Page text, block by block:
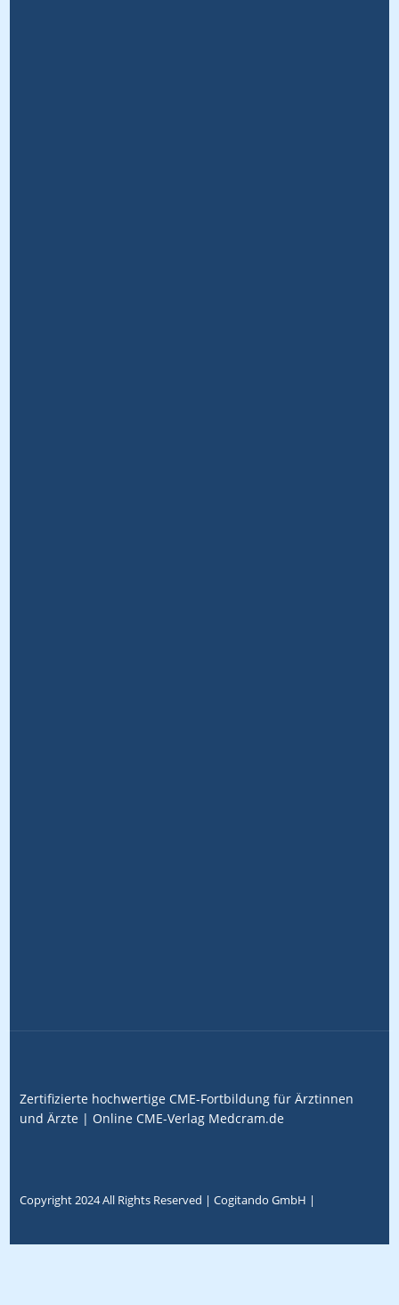
Zertifizierte hochwertige CME-Fortbildung für Ärztinnen
und Ärzte | Online CME-VerlagMedcram.de
Copyright 2024 All Rights Reserved | Cogitando GmbH |